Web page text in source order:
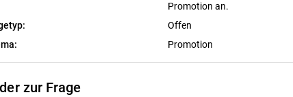
Promotion an.
Offen
Promotion
zur Frage